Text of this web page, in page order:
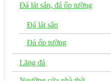
Đá lát sân, đá ốp tường
Đá lát sân
Đá ốp tường
Lăng đá